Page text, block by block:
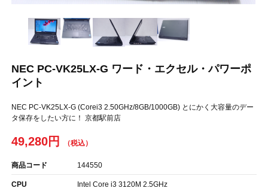
NEC PC-VK25LX-G ワード・エクセル・パワーポ
イント
NEC PC-VK25LX-G (Corei3 2.50GHz/8GB/1000GB) とにかく大容量のデー
タ保存をしたい方に！ 京都駅前店
49,280円
商品コード 144550
CPU Intel Core i3 3120M 2.5GHz